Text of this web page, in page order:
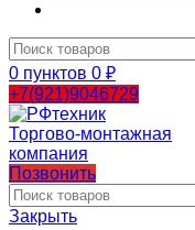
0 пунктов 0 ₽
+7(921)9046729
Позвонить
Закрыть